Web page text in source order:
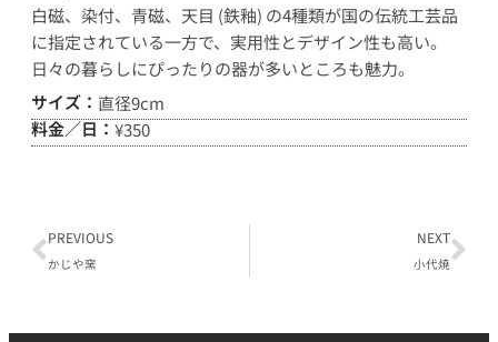
白磁、染付、青磁、天目 (鉄釉) の4種類が国の伝統工芸品
に指定されている一方で、実用性とデザイン性も高い。
日々の暮らしにぴったりの器が多いところも魅力。
サイズ： 直径9cm
料金／日： ¥350
PREVIOUS
かじや窯
NEXT
小代焼